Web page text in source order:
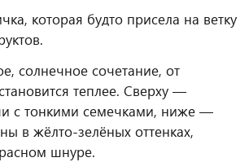
которая будто присела на ветку
солнечное сочетание, от
теплее. Сверху —
с тонкими семечками, ниже —
в жёлто-зелёных оттенках,
шнуре.